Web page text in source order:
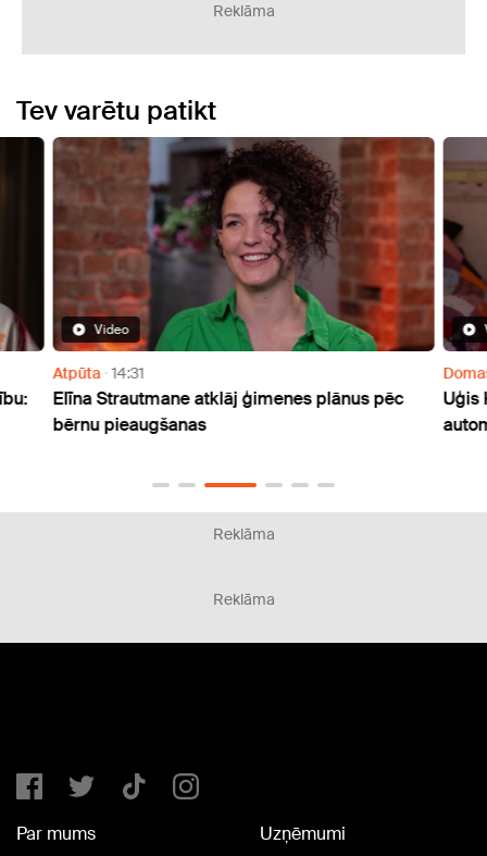
Reklāma
Tev varētu patikt
Video
Atpūta 14:31
Elīna Strautmane atklāj ģimenes plānus pēc
bērnu pieaugšanas
Uģis
Reklāma
Reklāma
Par mums
Uzņēmumi